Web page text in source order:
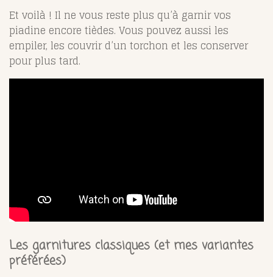
Et voilà ! Il ne vous reste plus qu’à garnir vos
piadine encore tièdes. Vous pouvez aussi les
empiler, les couvrir d’un torchon et les conserver
pour plus tard.
Les garnitures classiques (et mes variantes
préférées)